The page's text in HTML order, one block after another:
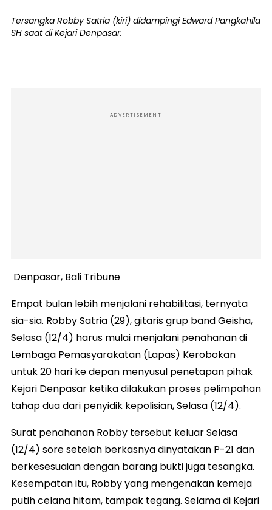
Tersangka Robby Satria (kiri) didampingi Edward Pangkahila
SH saat di Kejari Denpasar.
ADVERTISEMENT
Denpasar, Bali Tribune
Empat bulan lebih menjalani rehabilitasi, ternyata
sia-sia. Robby Satria (29), gitaris grup band Geisha,
Selasa (12/4) harus mulai menjalani penahanan di
Lembaga Pemasyarakatan (Lapas) Kerobokan
untuk 20 hari ke depan menyusul penetapan pihak
Kejari Denpasar ketika dilakukan proses pelimpahan
tahap dua dari penyidik kepolisian, Selasa (12/4).
Surat penahanan Robby tersebut keluar Selasa
(12/4) sore setelah berkasnya dinyatakan P-21 dan
berkesesuaian dengan barang bukti juga tesangka.
Kesempatan itu, Robby yang mengenakan kemeja
putih celana hitam, tampak tegang. Selama di Kejari